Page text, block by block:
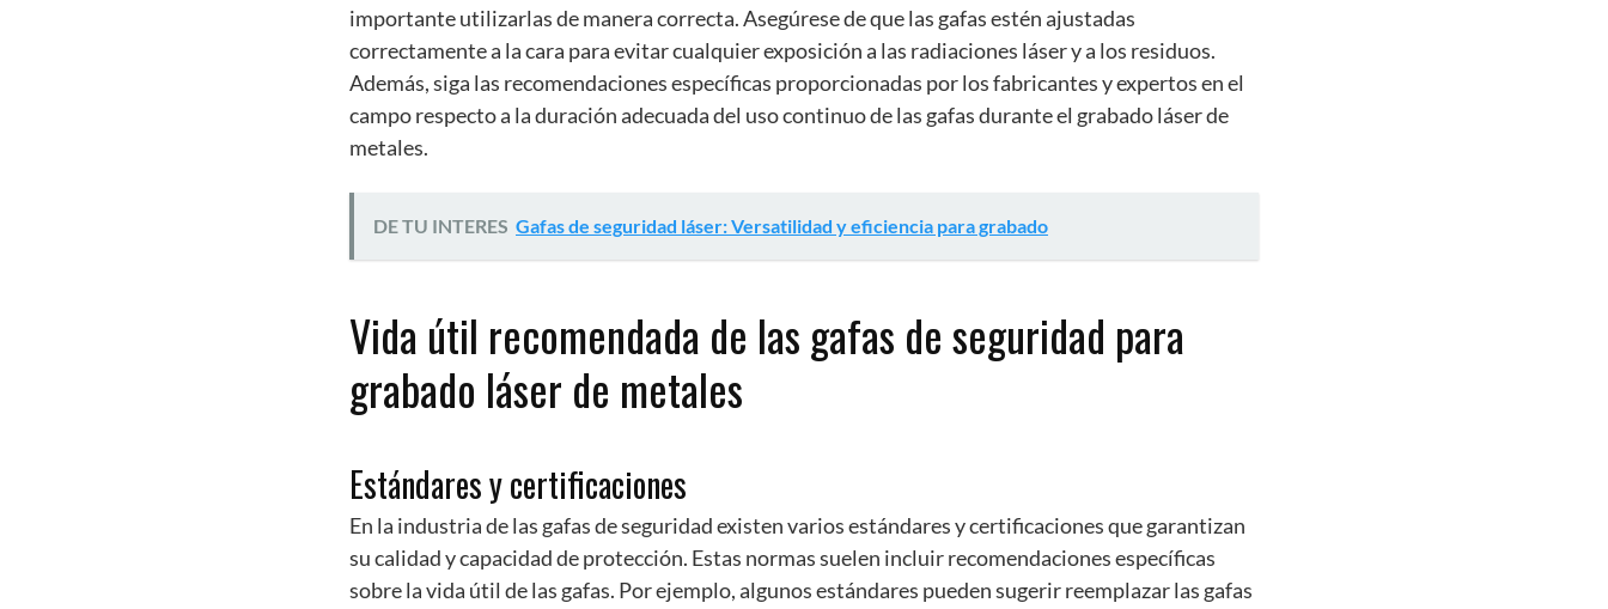
importante utilizarlas de manera correcta. Asegúrese de que las gafas estén ajustadas
correctamente a la cara para evitar cualquier exposición a las radiaciones láser y a los residuos.
Además, siga las recomendaciones específicas proporcionadas por los fabricantes y expertos en el
campo respecto a la duración adecuada del uso continuo de las gafas durante el grabado láser de
metales.
DE TU INTERES Gafas de seguridad láser: Versatilidad y eficiencia para grabado
Vida útil recomendada de las gafas de seguridad para
grabado láser de metales
Estándares y certificaciones
En la industria de las gafas de seguridad existen varios estándares y certificaciones que garantizan
su calidad y capacidad de protección. Estas normas suelen incluir recomendaciones específicas
sobre la vida útil de las gafas. Por ejemplo, algunos estándares pueden sugerir reemplazar las gafas